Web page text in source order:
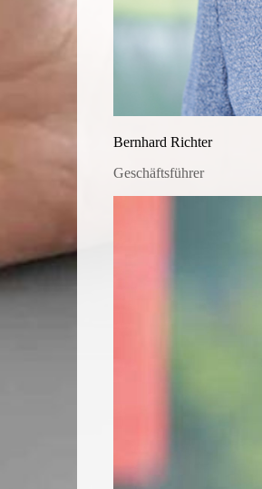
Bernhard Richter
Geschäftsführer